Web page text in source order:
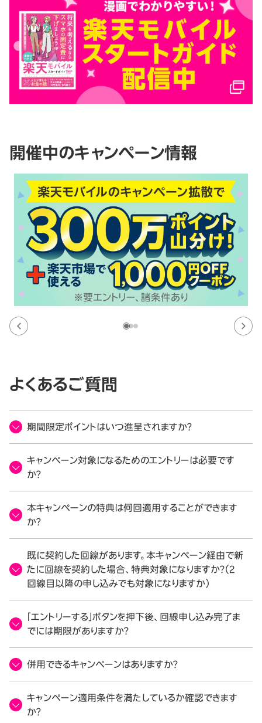
開催中のキャンペーン情報
よくあるご質問
期間限定ポイントはいつ進呈されますか？
キャンペーン対象になるためのエントリーは必要です
か？
本キャンペーンの特典は何回適用することができます
か？
既に契約した回線があります。本キャンペーン経由で新
たに回線を契約した場合、特典対象になりますか？（2
回線目以降の申し込みでも対象になりますか）
「エントリーする」ボタンを押下後、回線申し込み完了ま
でには期限がありますか？
併用できるキャンペーンはありますか？
キャンペーン適用条件を満たしているか確認できます
か？